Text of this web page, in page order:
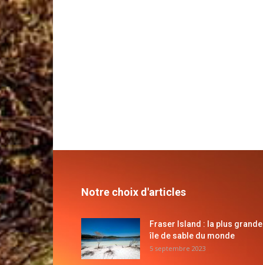
Notre choix d'articles
Fraser Island : la plus grande
île de sable du monde
5 septembre 2023